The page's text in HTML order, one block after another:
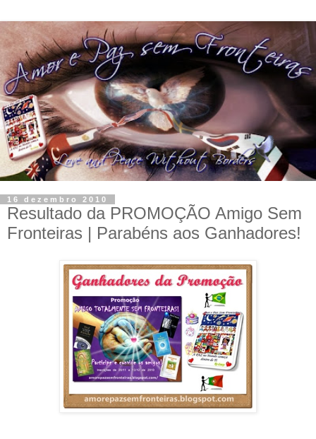
16 dezembro 2010
Resultado da PROMOÇÃO Amigo Sem
Fronteiras | Parabéns aos Ganhadores!